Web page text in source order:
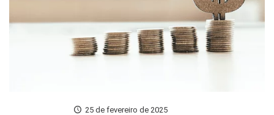
25 de fevereiro de 2025